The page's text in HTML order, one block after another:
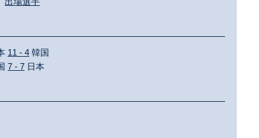
11 - 4 韓国
7 - 7 日本